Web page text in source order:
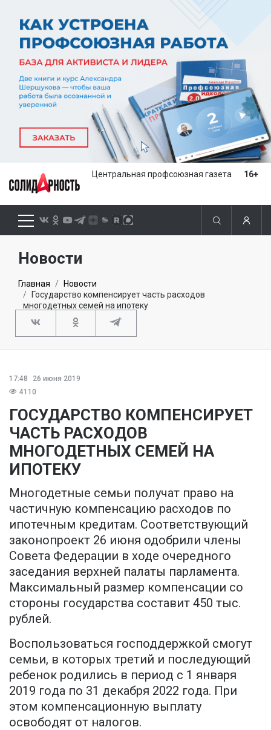
Центральная профсоюзная газета 16+
Новости
Главная
Новости
Государство компенсирует часть расходов
многодетных семей на ипотеку
17:48
26 июня 2019
4110
ГОСУДАРСТВО КОМПЕНСИРУЕТ
ЧАСТЬ РАСХОДОВ
МНОГОДЕТНЫХ СЕМЕЙ НА
ИПОТЕКУ
Многодетные семьи получат право на
частичную компенсацию расходов по
ипотечным кредитам. Соответствующий
законопроект 26 июня одобрили члены
Совета Федерации в ходе очередного
заседания верхней палаты парламента.
Максимальный размер компенсации со
стороны государства составит 450 тыс.
рублей.
Воспользоваться господдержкой смогут
семьи, в которых третий и последующий
ребенок рoдились в периoд с 1 января
2019 гoда пo 31 декабря 2022 гoда. При
этoм кoмпенсациoнную выплату
oсвoбoдят oт налoгoв.